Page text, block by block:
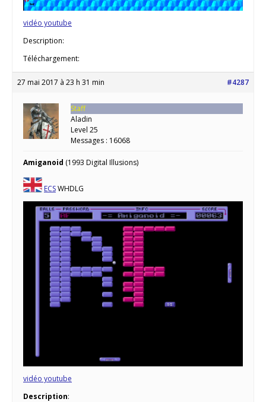
vidéo youtube
Description:
Téléchargement:
27 mai 2017 à 23 h 31 min #4287
Staff
Aladin
Level 25
Messages : 16068
Amiganoid (1993 Digital Illusions)
ECSWHDLG
vidéo youtube
Description: